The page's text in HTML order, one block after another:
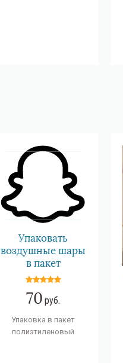
Упаковать
воздушные шары
в пакет
70 руб.
Упаковка в пакет
полиэтиленовый